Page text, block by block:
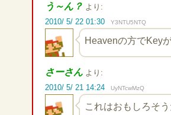
う～ん？ より:
2010/ 5/ 22 01:30
Y3NTU5NTQ
Heavenの方でKey
さーさん より:
2010/ 5/ 21 14:24
UyNTcwMzQ
これはおもしろそう